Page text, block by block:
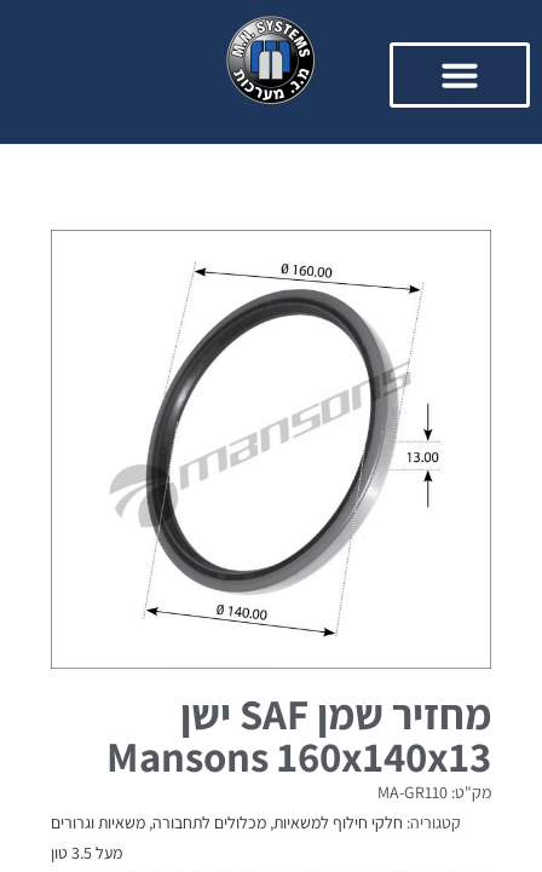
מחזיר שמן SAF ישן
Mansons 160x140x13
מק"ט: MA-GR110
קטגוריה: חלקי חילוף למשאיות, מכלולים לתחבורה, משאיות וגרורים
מעל 3.5 טון